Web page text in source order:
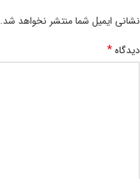
نشانی ایمیل شما منتشر نخواهد شد.
دیدگاه*